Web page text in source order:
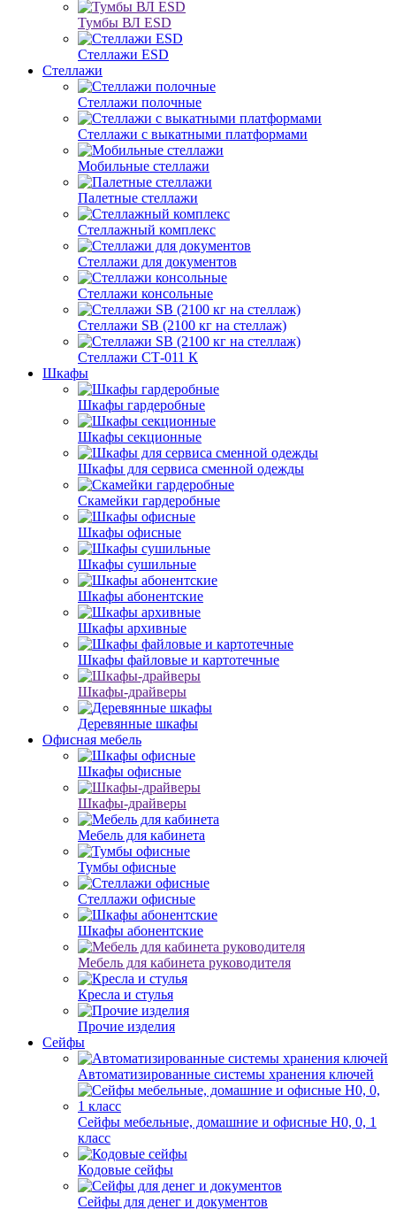
Тумбы ВЛ ESD
Стеллажи ESD
Стеллажи
Стеллажи полочные
Стеллажи с выкатными платформами
Мобильные стеллажи
Палетные стеллажи
Стеллажный комплекс
Стеллажи для документов
Стеллажи консольные
Стеллажи SB (2100 кг на стеллаж)
Стеллажи СТ-011 К
Шкафы
Шкафы гардеробные
Шкафы секционные
Шкафы для сервиса сменной одежды
Скамейки гардеробные
Шкафы офисные
Шкафы сушильные
Шкафы абонентские
Шкафы архивные
Шкафы файловые и картотечные
Шкафы-драйверы
Деревянные шкафы
Офисная мебель
Шкафы офисные
Шкафы-драйверы
Мебель для кабинета
Тумбы офисные
Стеллажи офисные
Шкафы абонентские
Мебель для кабинета руководителя
Кресла и стулья
Прочие изделия
Сейфы
Автоматизированные системы хранения ключей
Сейфы мебельные, домашние и офисные Н0, 0, 1
класс
Кодовые сейфы
Сейфы для денег и документов